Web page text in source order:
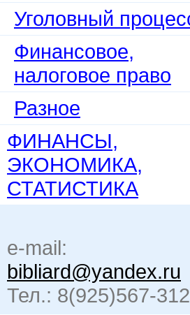
Уголовный
Финансовое,
налоговое право
Разное
ФИНАНСЫ,
ЭКОНОМИКА,
СТАТИСТИКА
e-mail:
bibliard@yandex.ru
Тел.: 8(925)567-